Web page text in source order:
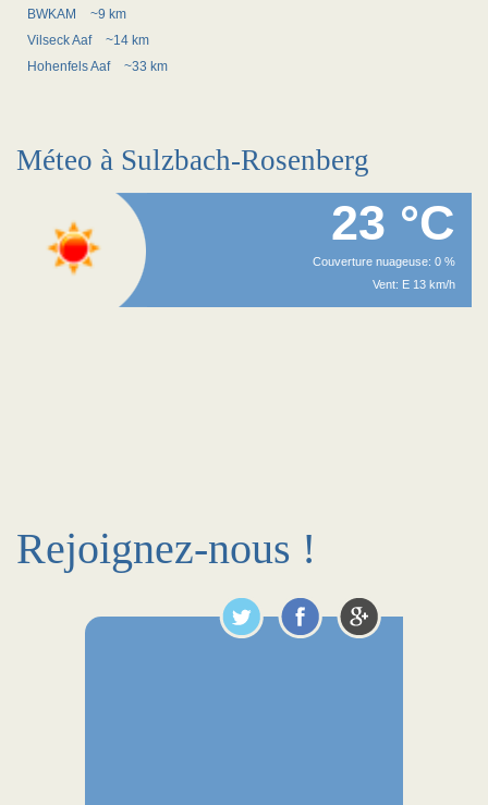
BWKAM
~9 km
Vilseck Aaf
~14 km
Hohenfels Aaf
~33 km
Méteo à Sulzbach-Rosenberg
23 °C
Couverture nuageuse: 0 %
Vent: E 13 km/h
Rejoignez-nous !